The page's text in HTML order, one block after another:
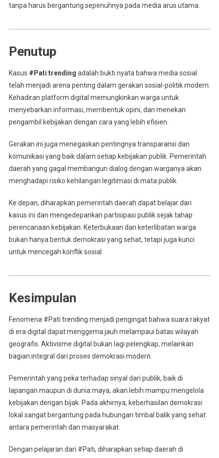
tanpa harus bergantung sepenuhnya pada media arus utama.
Penutup
Kasus #Pati trending adalah bukti nyata bahwa media sosial
telah menjadi arena penting dalam gerakan sosial-politik modern.
Kehadiran platform digital memungkinkan warga untuk
menyebarkan informasi, membentuk opini, dan menekan
pengambil kebijakan dengan cara yang lebih efisien.
Gerakan ini juga menegaskan pentingnya transparansi dan
komunikasi yang baik dalam setiap kebijakan publik. Pemerintah
daerah yang gagal membangun dialog dengan warganya akan
menghadapi risiko kehilangan legitimasi di mata publik.
Ke depan, diharapkan pemerintah daerah dapat belajar dari
kasus ini dan mengedepankan partisipasi publik sejak tahap
perencanaan kebijakan. Keterbukaan dan keterlibatan warga
bukan hanya bentuk demokrasi yang sehat, tetapi juga kunci
untuk mencegah konflik sosial.
Kesimpulan
Fenomena #Pati trending menjadi pengingat bahwa suara rakyat
di era digital dapat menggema jauh melampaui batas wilayah
geografis. Aktivisme digital bukan lagi pelengkap, melainkan
bagian integral dari proses demokrasi modern.
Pemerintah yang peka terhadap sinyal dari publik, baik di
lapangan maupun di dunia maya, akan lebih mampu mengelola
kebijakan dengan bijak. Pada akhirnya, keberhasilan demokrasi
lokal sangat bergantung pada hubungan timbal balik yang sehat
antara pemerintah dan masyarakat.
Dengan pelajaran dari #Pati, diharapkan setiap daerah di